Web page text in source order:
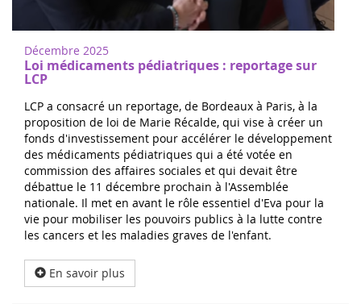
Décembre 2025
Loi médicaments pédiatriques : reportage sur
LCP
LCP a consacré un reportage, de Bordeaux à Paris, à la
proposition de loi de Marie Récalde, qui vise à créer un
fonds d'investissement pour accélérer le développement
des médicaments pédiatriques qui a été votée en
commission des affaires sociales et qui devait être
débattue le 11 décembre prochain à l'Assemblée
nationale. Il met en avant le rôle essentiel d'Eva pour la
vie pour mobiliser les pouvoirs publics à la lutte contre
les cancers et les maladies graves de l'enfant.
En savoir plus